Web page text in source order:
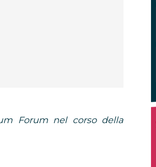
Forum nel corso della